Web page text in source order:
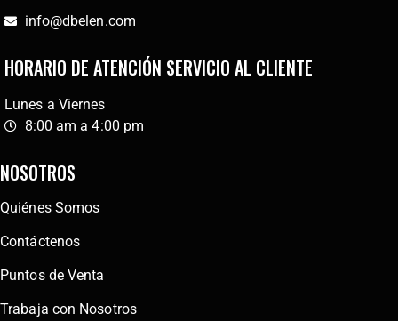
info@dbelen.com
HORARIO DE ATENCIÓN SERVICIO AL CLIENTE
Lunes a Viernes
8:00 am a 4:00 pm
NOSOTROS
Quiénes Somos
Contáctenos
Puntos de Venta
Trabaja con Nosotros